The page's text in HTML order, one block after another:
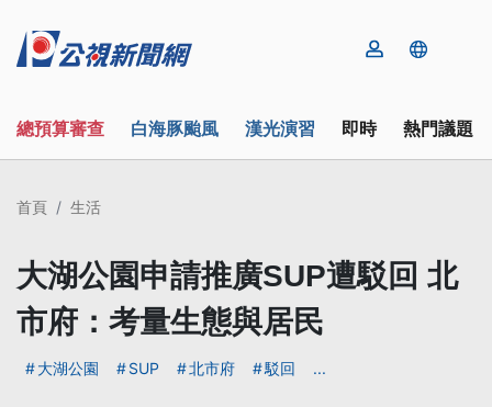
總預算審查 白海豚颱風 漢光演習 即時 熱門議題
首頁 生活
大湖公園申請推廣SUP遭駁回 北
市府：考量生態與居民
大湖公園 SUP 北市府 駁回 ...